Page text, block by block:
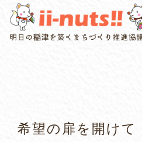
希望の扉を開けて